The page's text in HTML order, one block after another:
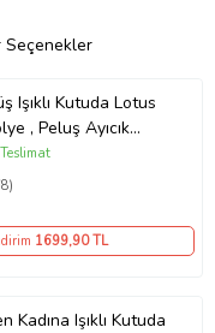
Seçenekler
Işıklı Kutuda Lotus
, Peluş Ayıcık
Bileklik,
Hediye
1699,90 TL
Kadına Işıklı Kutuda